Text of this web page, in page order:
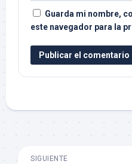
Guarda mi nombre,
este navegador para la
SIGUIENTE